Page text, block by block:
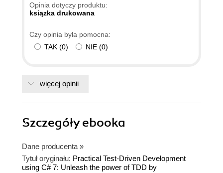
Opinia dotyczy produktu:
ksiązka drukowana
Czy opinia była pomocna:
TAK (0) NIE (0)
więcej opinii
Szczegółyebooka
Dane producenta »
Tytuł oryginału: Practical Test-Driven Development
using C# 7: Unleash the power of TDD by